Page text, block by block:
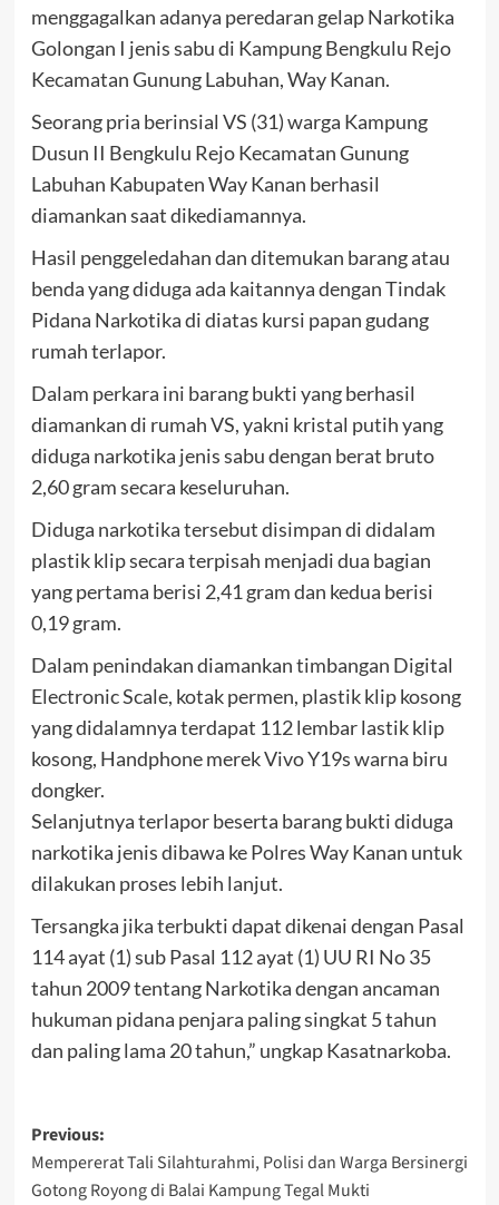
menggagalkan adanya peredaran gelap Narkotika
Golongan I jenis sabu di Kampung Bengkulu Rejo
Kecamatan Gunung Labuhan, Way Kanan.
Seorang pria berinsial VS (31) warga Kampung
Dusun II Bengkulu Rejo Kecamatan Gunung
Labuhan Kabupaten Way Kanan berhasil
diamankan saat dikediamannya.
Hasil penggeledahan dan ditemukan barang atau
benda yang diduga ada kaitannya dengan Tindak
Pidana Narkotika di diatas kursi papan gudang
rumah terlapor.
Dalam perkara ini barang bukti yang berhasil
diamankan di rumah VS, yakni kristal putih yang
diduga narkotika jenis sabu dengan berat bruto
2,60 gram secara keseluruhan.
Diduga narkotika tersebut disimpan di didalam
plastik klip secara terpisah menjadi dua bagian
yang pertama berisi 2,41 gram dan kedua berisi
0,19 gram.
Dalam penindakan diamankan timbangan Digital
Electronic Scale, kotak permen, plastik klip kosong
yang didalamnya terdapat 112 lembar lastik klip
kosong, Handphone merek Vivo Y19s warna biru
dongker.
Selanjutnya terlapor beserta barang bukti diduga
narkotika jenis dibawa ke Polres Way Kanan untuk
dilakukan proses lebih lanjut.
Tersangka jika terbukti dapat dikenai dengan Pasal
114 ayat (1) sub Pasal 112 ayat (1) UU RI No 35
tahun 2009 tentang Narkotika dengan ancaman
hukuman pidana penjara paling singkat 5 tahun
dan paling lama 20 tahun,” ungkap Kasatnarkoba.
Post
navigation
Previous:
Mempererat Tali Silahturahmi, Polisi dan Warga Bersinergi
Gotong Royong di Balai Kampung Tegal Mukti